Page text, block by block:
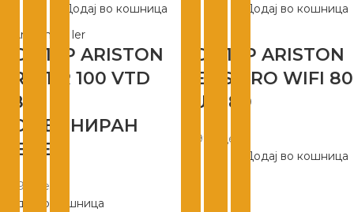
Додај во кошница
Додај во кошница
БОЈЛЕР ARISTON
PRО 1-R 100 VTD
1.8K
КОМБИНИРАН
ДЕСЕН
11.599
ден
Додај во кошница
БОЈЛЕР ARISTON
VELIS PRO WIFI 80
EU FI80
18.999
ден
Додај во кошница